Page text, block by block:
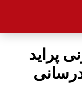
پراید